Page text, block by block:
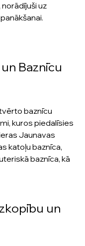
uz
Baznīcu
baznīcu
kuros piedalīsies
Jaunavas
katoļu baznīca,
baznīca, kā
un